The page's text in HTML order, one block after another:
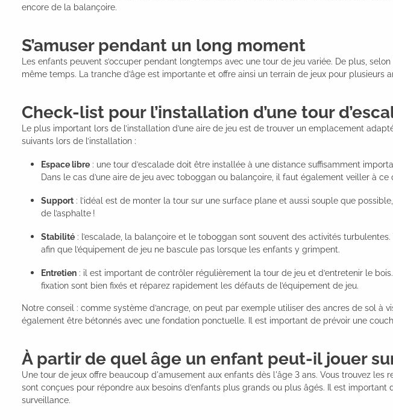
encore de la balançoire.
S’amuser pendant un long moment
Les enfants peuvent s’occuper pendant longtemps avec une tour de jeu variée. De plus,
même temps. La tranche d’âge est importante et offre ainsi un terrain de jeux pour plusieurs
Check-list pour l’installation d’une tour
Le plus important lors de l’installation d’une aire de jeu est de trouver un emplacement
suivants lors de l’installation :
Espace libre : une tour d’escalade doit être installée à une distance suffisamment
Dans le cas d’une aire de jeu avec toboggan ou balançoire, il faut également veiller à ce
Support : l’idéal est de monter la tour sur une surface plane et aussi souple que
de l’asphalte !
Stabilité : l’escalade, la balançoire et le toboggan sont souvent des activités
afin que l’équipement de jeu ne bascule pas lorsque les enfants y grimpent.
Entretien : il est important de contrôler régulièrement la tour de jeu et d’entretenir le
fixation sont bien fixés et réparez rapidement les défauts de l’équipement de jeu.
Notre conseil : comme système d’ancrage, on peut par exemple utiliser des ancres de sol
également être bétonnés avec une fondation ponctuelle. Il est important de prévoir une
À partir de quel âge un enfant peut-il jouer
Une tour de jeux offre beaucoup d'amusement aux enfants dès l'âge 3 ans. Vous trouvez
sont conçues pour répondre aux besoins d’enfants plus grands ou plus âgés. Il est
surveillance.